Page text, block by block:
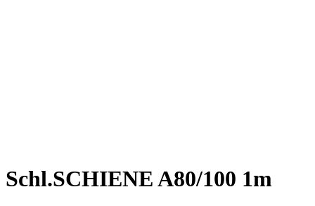
Schl.SCHIENE A80/100 1m